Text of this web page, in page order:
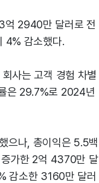
억 2940만 달러로 전
4% 감소했다.
사는 고객 경험 차별
은 29.7%로 2024년
으나, 총이익은 5.5백
증가한 2억 4370만 달
감소한 3160만 달러